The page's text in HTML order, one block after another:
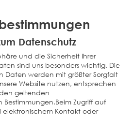
Datenschutz
und die Sicherheit Ihrer
sind uns besonders wichtig. Die
Daten werden mit größter Sorgfalt
Website nutzen, entsprechen
geltenden
Zugriff auf
elektronischem Kontakt oder